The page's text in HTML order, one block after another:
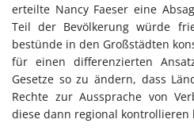
erteilte Nancy Faeser eine
Teil der Bevölkerung würde
bestünde in den Großstädten
für einen differenzierten
Gesetze so zu ändern, dass
Rechte zur Aussprache von
diese dann regional kontrollieren